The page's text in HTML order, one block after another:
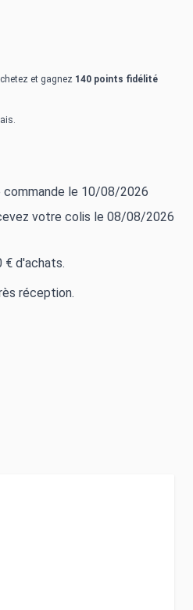
et gagnez 140 points fidélité
commande le 10/08/2026
votre colis le 08/08/2026
€ d'achats.
réception.